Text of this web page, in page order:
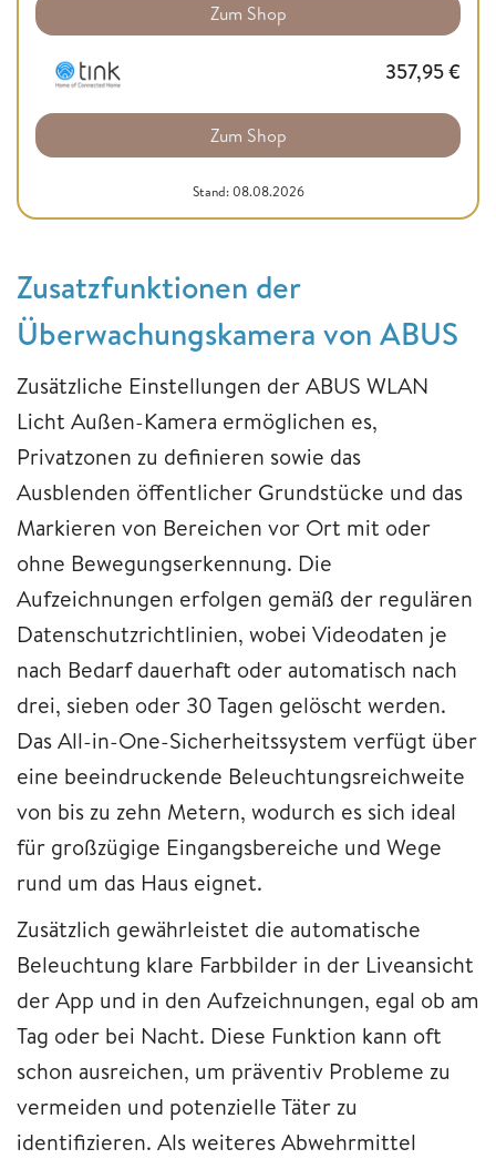
Zum Shop
357,95€
Zum Shop
Stand: 08.08.2026
Zusatzfunktionen der
Überwachungskamera von ABUS
Zusätzliche Einstellungen der ABUS WLAN
Licht Außen-Kamera ermöglichen es,
Privatzonen zu definieren sowie das
Ausblenden öffentlicher Grundstücke und das
Markieren von Bereichen vor Ort mit oder
ohne Bewegungserkennung. Die
Aufzeichnungen erfolgen gemäß der regulären
Datenschutzrichtlinien, wobei Videodaten je
nach Bedarf dauerhaft oder automatisch nach
drei, sieben oder 30 Tagen gelöscht werden.
Das All-in-One-Sicherheitssystem verfügt über
eine beeindruckende Beleuchtungsreichweite
von bis zu zehn Metern, wodurch es sich ideal
für großzügige Eingangsbereiche und Wege
rund um das Haus eignet.
Zusätzlich gewährleistet die automatische
Beleuchtung klare Farbbilder in der Liveansicht
der App und in den Aufzeichnungen, egal ob am
Tag oder bei Nacht. Diese Funktion kann oft
schon ausreichen, um präventiv Probleme zu
vermeiden und potenzielle Täter zu
identifizieren. Als weiteres Abwehrmittel